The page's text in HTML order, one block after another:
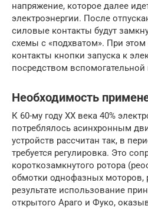
напряжение, которое далее
электроэнергии. После
силовые контакты будут
схемы с «подхватом». При этом
контакты кнопки запуска к
посредством вспомогательной
Необходимость
К 60-му году XX века 40%
потреблялось асинхронным
устройств рассчитан так, в
требуется регулировка. Это
короткозамкнутого ротора
обмотки однофазных моторов,
результате использование
открытого Араго и Фуко,